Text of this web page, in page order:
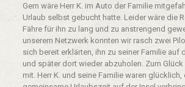
Gern wäre Herr K. im Auto der Familie
Urlaub selbst gebucht hatte. Leider wäre die
Fähre für ihn zu lang und zu anstrengend
unserem Netzwerk konnten wir rasch zwei
sich bereit erklärten, ihn zu seiner Familie auf
und später dort wieder abzuholen. Zum
mit. Herr K. und seine Familie waren glücklich,